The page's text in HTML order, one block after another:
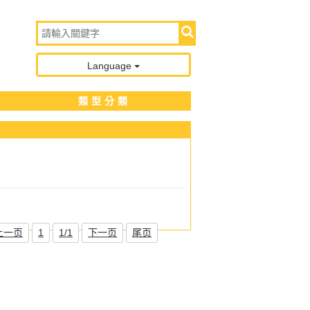
Language
類型分類
一页 1 1/1 下一页 尾页